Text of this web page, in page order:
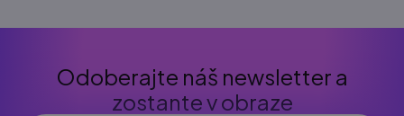
Odoberajte náš newsletter a
zostante v obraze